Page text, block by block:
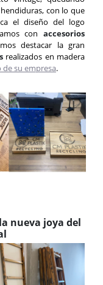
con lo que
el diseño del logo
con accesorios
destacar la gran
realizados en madera
de su empresa.
nueva joya del